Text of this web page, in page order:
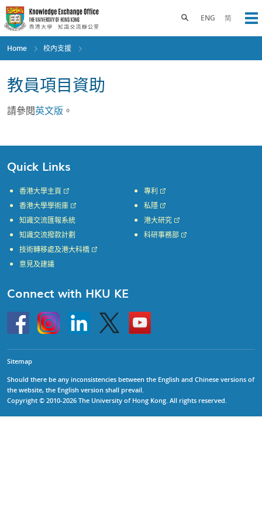
Skip
to
main
content
ENG 简
Toggle search panel
Home 校內支援
教員項目資助
請參閱英文版 。
Quick Links
香港大學主頁
香港大學學術庫
知識交流匯報系統
知識交流撥款計劃
專利
私隱
港大研究
科研事務部
技術轉移處及港大科橋
意見及建議
Connect with HKU KE
HKU
InstagramLinkedin Twitter
Go
to
HKU
Sitemap
Should there be any inconsistencies between the English and Chinese versions of
the website, the English version shall prevail.
Copyright © 2010-2026 The University of Hong Kong. All rights reserved.